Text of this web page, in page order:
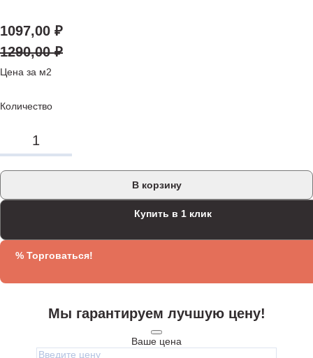
1097,00 ₽
1290,00₽
Цена за м2
Количество
В корзину
Купить в 1 клик
% Торговаться!
Мы гарантируем лучшую цену!
Ваше цена